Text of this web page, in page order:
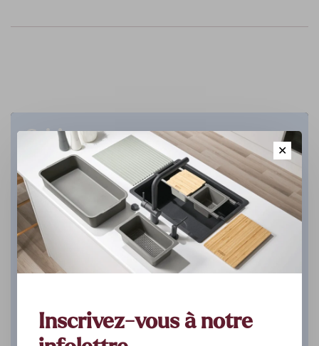
Cuisine
DÉCOUVREZ
✕
Inscrivez-vous à notre